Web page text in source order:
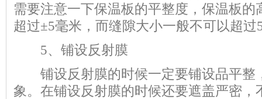
需要注意一下保温板的平整度，保温板的
超过±5毫米，而缝隙大小一般不可以超过
5、铺设反射膜
铺设反射膜的时候一定要铺设品平整
象。在铺设反射膜的时候还要遮盖严密，